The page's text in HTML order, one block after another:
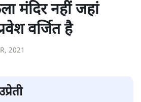
मंदिर नहीं जहां
वर्जित है
2021